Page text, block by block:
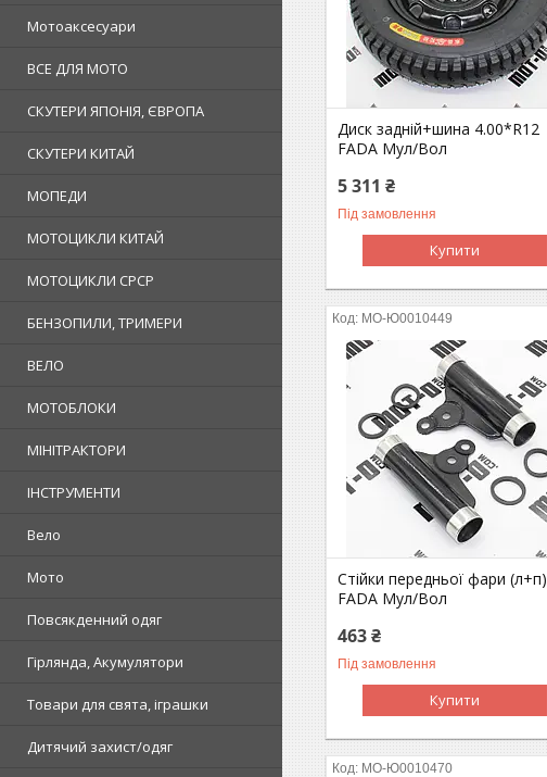
Мотоаксесуари
ВСЕ ДЛЯ МОТО
СКУТЕРИ ЯПОНІЯ, ЄВРОПА
СКУТЕРИ КИТАЙ
МОПЕДИ
МОТОЦИКЛИ КИТАЙ
МОТОЦИКЛИ СРСР
БЕНЗОПИЛИ, ТРИМЕРИ
ВЕЛО
МОТОБЛОКИ
МІНІТРАКТОРИ
ІНСТРУМЕНТИ
Вело
Мото
Повсякденний одяг
Гірлянда, Акумулятори
Товари для свята, іграшки
Дитячий захист/одяг
Диск задній+шина 4.00*R12
FADA Мул/Вол
5 311 ₴
Під замовлення
Купити
MO-Ю0010449
Стійки передньої фари (л+п)
FADA Мул/Вол
463 ₴
Під замовлення
Купити
MO-Ю0010470